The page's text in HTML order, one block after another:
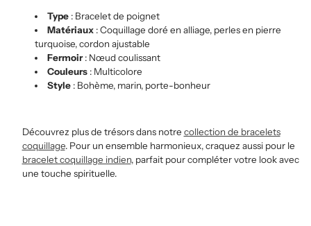
Type : Bracelet de poignet
Matériaux : Coquillage doré en alliage, perles en pierre
turquoise, cordon ajustable
Fermoir: Nœud coulissant
Couleurs : Multicolore
Style : Bohème, marin, porte-bonheur
Découvrez plus de trésors dans notre collection de bracelets
coquillage. Pour un ensemble harmonieux, craquez aussi pour le
bracelet coquillage indien, parfait pour compléter votre look avec
une touche spirituelle.